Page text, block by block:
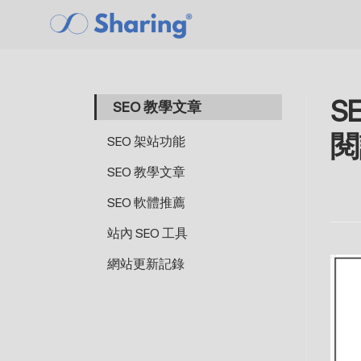
SEO 教學文章
SEO 架站功能
SEO 教學文章
SEO 軟體推薦
站內 SEO 工具
網站更新記錄